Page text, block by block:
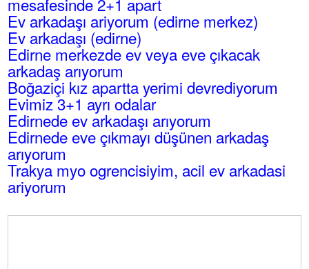
Ev arkadaşı ariyorum (edirne merkez)
Ev arkadaşı (edirne)
Edirne merkezde ev veya eve çıkacak
arkadaş arıyorum
Boğaziçi kız apartta yerimi devrediyorum
Evimiz 3+1 ayrı odalar
Edirnede ev arkadaşı arıyorum
Edirnede eve çıkmayı düşünen arkadaş
arıyorum
Trakya myo ogrencisiyim, acil ev arkadasi
ariyorum